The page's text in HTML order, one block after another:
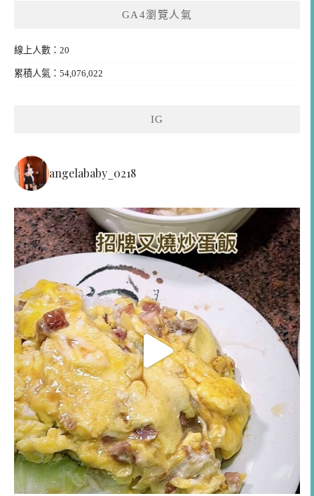
GA4瀏覽人氣
線上人數：20
累積人氣：54,076,022
IG
angelababy_0218